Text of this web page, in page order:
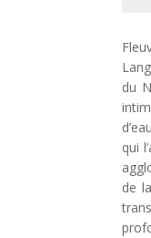
du
qui
de